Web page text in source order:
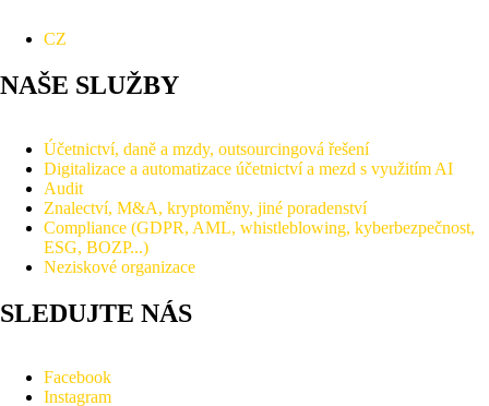
CZ
NAŠE SLUŽBY
Účetnictví, daně a mzdy, outsourcingová řešení
Digitalizace a automatizace účetnictví a mezd s využitím AI
Audit
Znalectví, M&A, kryptoměny, jiné poradenství
Compliance (GDPR, AML, whistleblowing, kyberbezpečnost,
ESG, BOZP...)
Neziskové organizace
SLEDUJTE NÁS
Facebook
Instagram